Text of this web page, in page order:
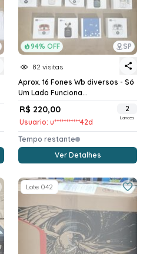
94% OFF SP
82 visitas
Aprox. 16 Fones Wb diversos - Só
Um Lado Funciona...
R$ 220,00
Usuario: u***********42d
2
Lances
Tempo restante
Ver Detalhes
Lote 042